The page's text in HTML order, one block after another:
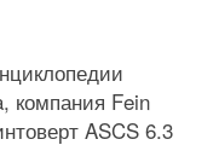
компания Fein
ASCS 6.3